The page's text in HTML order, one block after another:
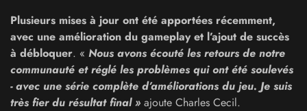
Plusieurs mises à jour ont été apportées récemment,
avec une amélioration du gameplay et l’ajout de succès
à débloquer. « Nous avons écouté les retours de notre
communauté et réglé les problèmes qui ont été soulevés
- avec une série complète d’améliorations du jeu. Je suis
très fier du résultat final » ajoute Charles Cecil.